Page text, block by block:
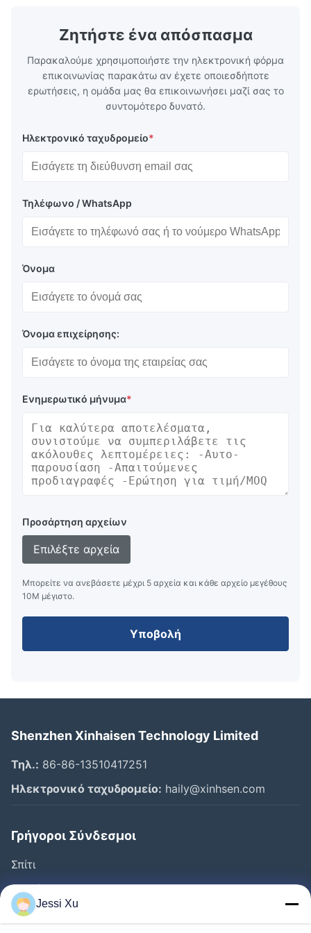
Ζητήστε ένα απόσπασμα
Παρακαλούμε χρησιμοποιήστε την ηλεκτρονική φόρμα
επικοινωνίας παρακάτω αν έχετε οποιεσδήποτε
ερωτήσεις, η ομάδα μας θα επικοινωνήσει μαζί σας το
συντομότερο δυνατό.
Ηλεκτρονικό ταχυδρομείο*
Τηλέφωνο / WhatsApp
Όνομα
Όνομα επιχείρησης:
Ενημερωτικό μήνυμα*
Προσάρτηση αρχείων
Επιλέξτε αρχεία
Μπορείτε να ανεβάσετε μέχρι 5 αρχεία και κάθε αρχείο μεγέθους
10M μέγιστο.
Υποβολή
Shenzhen Xinhaisen Technology Limited
Τηλ.: 86-86-13510417251
Ηλεκτρονικό ταχυδρομείο: haily@xinhsen.com
Γρήγοροι Σύνδεσμοι
Σπίτι
Προϊόντα
Βίντεο
Jessi Xu